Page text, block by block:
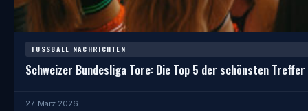
FUSSBALL NACHRICHTEN
Schweizer Bundesliga Tore: Die Top 5 der schönsten Treffer
27. März 2026